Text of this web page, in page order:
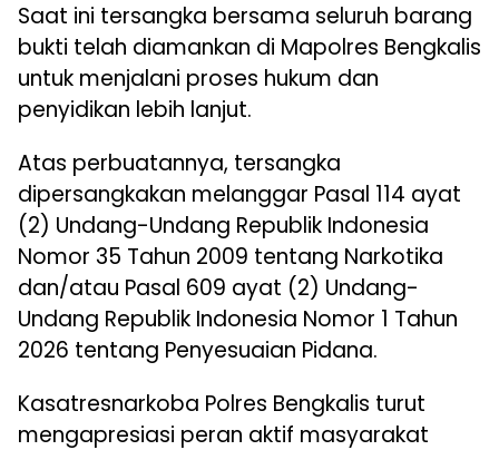
Saat ini tersangka bersama seluruh barang
bukti telah diamankan di Mapolres Bengkalis
untuk menjalani proses hukum dan
penyidikan lebih lanjut.
Atas perbuatannya, tersangka
dipersangkakan melanggar Pasal 114 ayat
(2) Undang-Undang Republik Indonesia
Nomor 35 Tahun 2009 tentang Narkotika
dan/atau Pasal 609 ayat (2) Undang-
Undang Republik Indonesia Nomor 1 Tahun
2026 tentang Penyesuaian Pidana.
Kasatresnarkoba Polres Bengkalis turut
mengapresiasi peran aktif masyarakat